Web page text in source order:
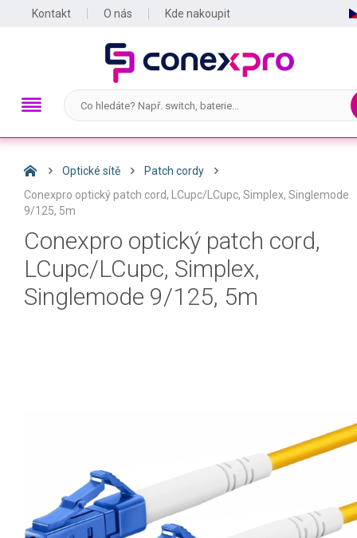
Kontakt O nás Kde nakoupit
Optické sítě
Patch cordy
Conexpro optický patch cord, LCupc/LCupc, Simplex, Singlemode
9/125, 5m
Conexpro optický patch cord,
LCupc/LCupc, Simplex,
Singlemode 9/125, 5m